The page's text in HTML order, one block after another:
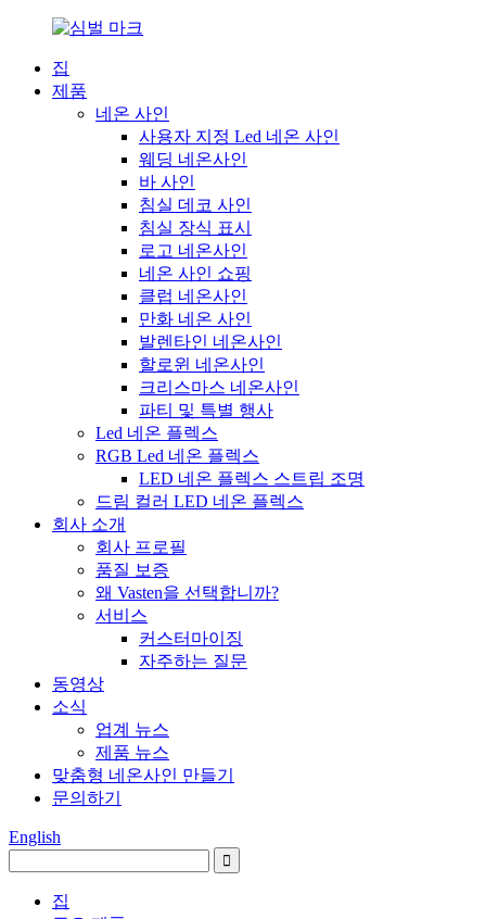
집
제품
네온 사인
사용자 지정 Led 네온 사인
웨딩 네온사인
바 사인
침실 데코 사인
침실 장식 표시
로고 네온사인
네온 사인 쇼핑
클럽 네온사인
만화 네온 사인
발렌타인 네온사인
할로윈 네온사인
크리스마스 네온사인
파티 및 특별 행사
Led 네온 플렉스
RGB Led 네온 플렉스
LED 네온 플렉스 스트립 조명
드림 컬러 LED 네온 플렉스
회사 소개
회사 프로필
품질 보증
왜 Vasten을 선택합니까?
서비스
커스터마이징
자주하는 질문
동영상
소식
업계 뉴스
제품 뉴스
맞춤형 네온사인 만들기
문의하기
English
집